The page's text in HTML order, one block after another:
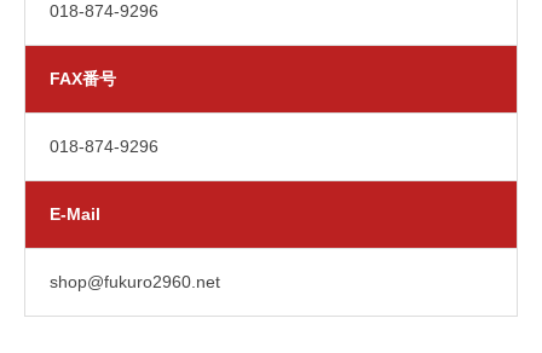
018-874-9296
FAX番号
018-874-9296
E-Mail
shop@fukuro2960.net